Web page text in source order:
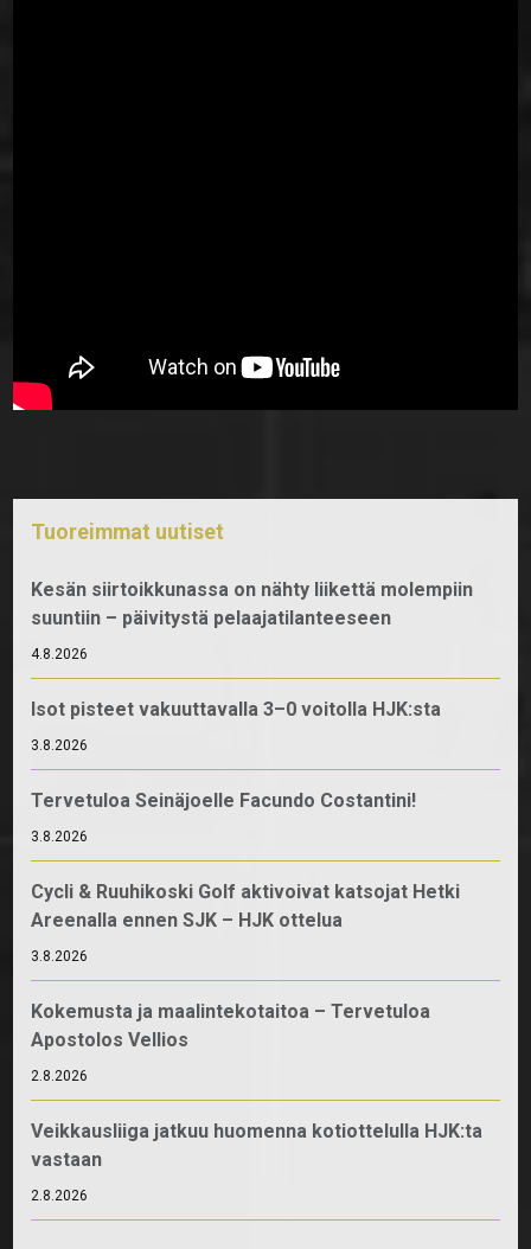
Tuoreimmat uutiset
Kesän siirtoikkunassa on nähty liikettä molempiin
suuntiin – päivitystä pelaajatilanteeseen
4.8.2026
Isot pisteet vakuuttavalla 3–0 voitolla HJK:sta
3.8.2026
Tervetuloa Seinäjoelle Facundo Costantini!
3.8.2026
Cycli & Ruuhikoski Golf aktivoivat katsojat Hetki
Areenalla ennen SJK – HJK ottelua
3.8.2026
Kokemusta ja maalintekotaitoa – Tervetuloa
Apostolos Vellios
2.8.2026
Veikkausliiga jatkuu huomenna kotiottelulla HJK:ta
vastaan
2.8.2026